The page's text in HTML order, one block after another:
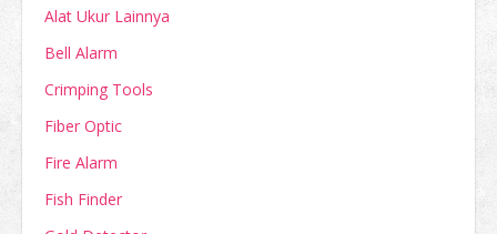
Alat Ukur Lainnya
Bell Alarm
Crimping Tools
Fiber Optic
Fire Alarm
Fish Finder